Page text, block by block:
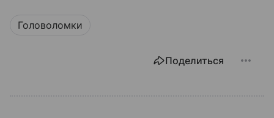
Головоломки
Поделиться